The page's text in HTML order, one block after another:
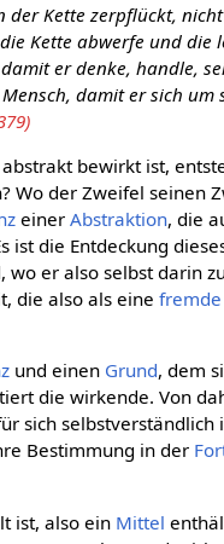
Kette zerpflückt,
Kette abwerfe und die
er denke, handle,
damit er sich
bewirkt ist,
Wo der Zweifel seinen
einerAbstraktion, die
ist die Entdeckung
wo er also selbst darin
die also als eine
und einen Grund, dem
die wirkende. Von
sich selbstverständlich
Bestimmung in der
ist, also ein Mittel